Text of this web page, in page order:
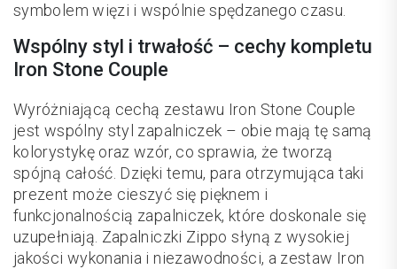
symbolem więzi i wspólnie spędzanego czasu.
Wspólny styl i trwałość – cechy kompletu
Iron Stone Couple
Wyróżniającą cechą zestawu Iron Stone Couple
jest wspólny styl zapalniczek – obie mają tę samą
kolorystykę oraz wzór, co sprawia, że tworzą
spójną całość. Dzięki temu, para otrzymująca taki
prezent może cieszyć się pięknem i
funkcjonalnością zapalniczek, które doskonale się
uzupełniają. Zapalniczki Zippo słyną z wysokiej
jakości wykonania i niezawodności, a zestaw Iron